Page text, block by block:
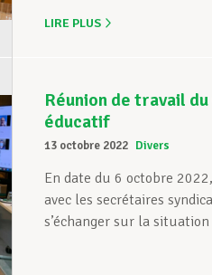
LIRE PLUS
Réunion de travail
éducatif
13 octobre 2022 Divers
En date du 6 octobre
avec les secrétaires
s’échanger sur la